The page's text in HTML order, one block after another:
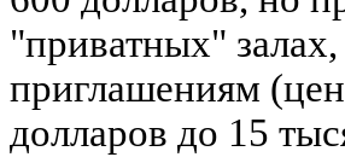
"приватных"
приглашениям
долларов до 15